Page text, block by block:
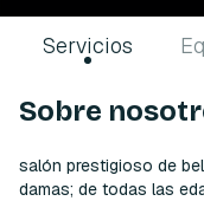
Servicios
Sobre
salón prestigioso de
damas; de todas las